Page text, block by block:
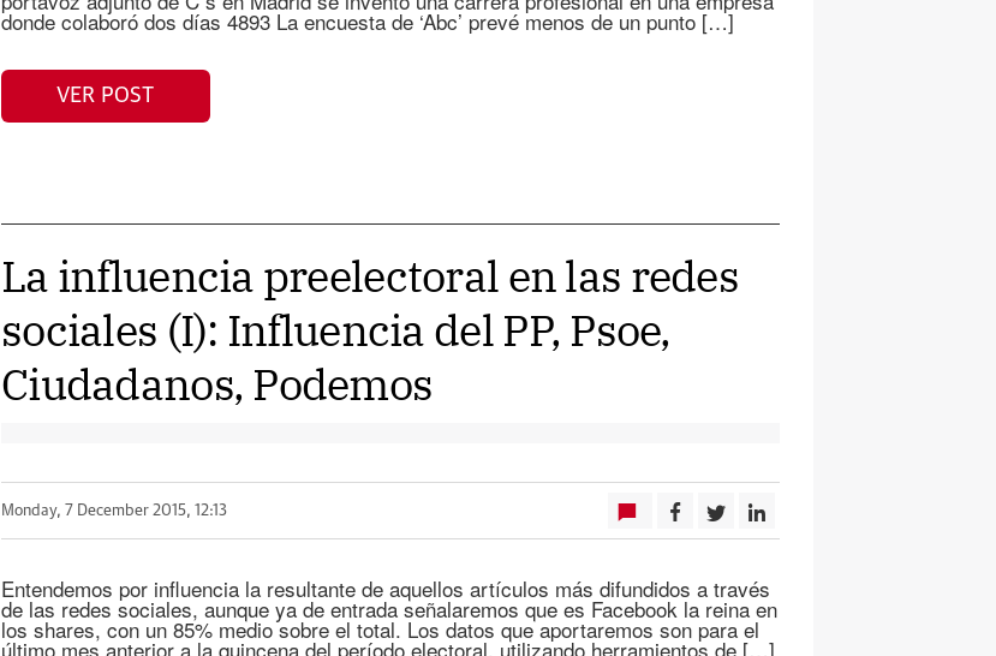
donde colaboró dos días 4893 La encuesta de ‘Abc’ prevé menos de un punto […]
VER POST
La influencia preelectoral en las redes
sociales (I): Influencia del PP, Psoe,
Ciudadanos, Podemos
Monday, 7 December 2015, 12:13
Entendemos por influencia la resultante de aquellos artículos más difundidos a través
de las redes sociales, aunque ya de entrada señalaremos que es Facebook la reina en
los shares, con un 85% medio sobre el total. Los datos que aportaremos son para el
último mes anterior a la quincena del período electoral, utilizando herramientos de […]